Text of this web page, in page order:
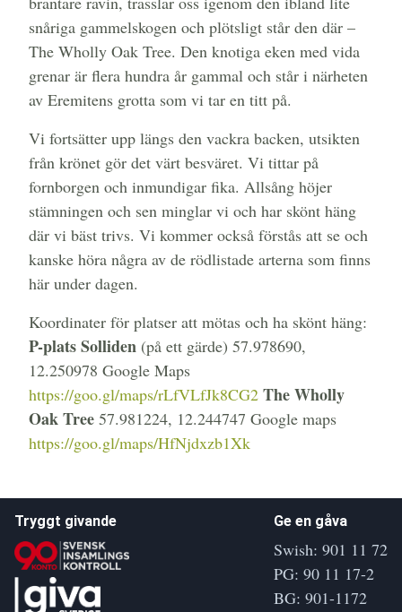
snåriga gammelskogen och plötsligt står den där –
The Wholly Oak Tree. Den knotiga eken med vida
grenar är flera hundra år gammal och står i närheten
av Eremitens grotta som vi tar en titt på.
Vi fortsätter upp längs den vackra backen, utsikten
från krönet gör det värt besväret. Vi tittar på
fornborgen och inmundigar fika. Allsång höjer
stämningen och sen minglar vi och har skönt häng
där vi bäst trivs. Vi kommer också förstås att se och
kanske höra några av de rödlistade arterna som finns
här under dagen.
Koordinater för platser att mötas och ha skönt häng:
P-plats Solliden (på ett gärde) 57.978690,
12.250978 Google Maps
https://goo.gl/maps/rLfVLfJk8CG2 The Wholly
Oak Tree 57.981224, 12.244747 Google maps
https://goo.gl/maps/HfNjdxzb1Xk
Tryggt givande Ge en gåva
Swish: 901 11 72
PG: 90 11 17-2
BG: 901-1172